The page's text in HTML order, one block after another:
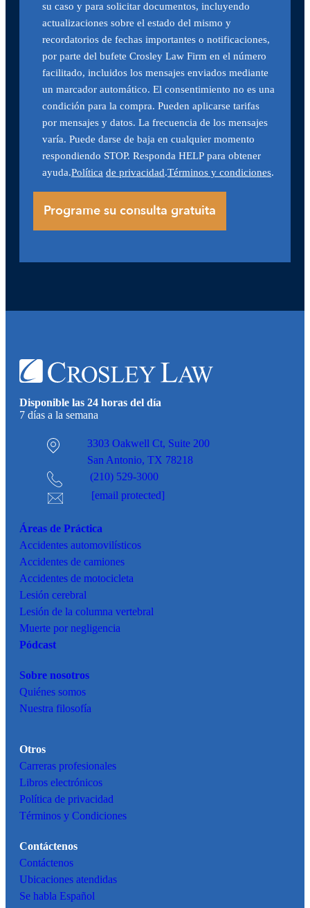
su caso y para solicitar documentos, incluyendo
actualizaciones sobre el estado del mismo y
recordatorios de fechas importantes o notificaciones,
por parte del bufete Crosley Law Firm en el número
facilitado, incluidos los mensajes enviados mediante
un marcador automático. El consentimiento no es una
condición para la compra. Pueden aplicarse tarifas
por mensajes y datos. La frecuencia de los mensajes
varía. Puede darse de baja en cualquier momento
respondiendo STOP. Responda HELP para obtener
ayuda.Política de privacidad.Términos y condiciones.
Disponible las 24 horas del día
7 días a la semana
3303 Oakwell Ct, Suite 200
San Antonio, TX 78218
(210) 529-3000
[email protected]
Áreas de Práctica
Accidentes automovilísticos
Accidentes de camiones
Accidentes de motocicleta
Lesión cerebral
Lesión de la columna vertebral
Muerte por negligencia
Pódcast
Sobre nosotros
Quiénes somos
Nuestra filosofía
Otros
Carreras profesionales
Libros electrónicos
Política de privacidad
Términos y Condiciones
Contáctenos
Contáctenos
Ubicaciones atendidas
Se habla Español